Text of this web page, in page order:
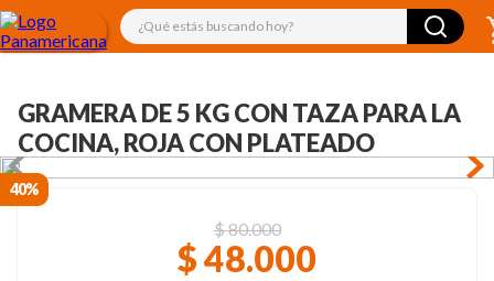
¿Qué estás buscando hoy?
GRAMERA DE 5 KG CON TAZA PARA LA
COCINA, ROJA CON PLATEADO
40%
$80.000
$48.000